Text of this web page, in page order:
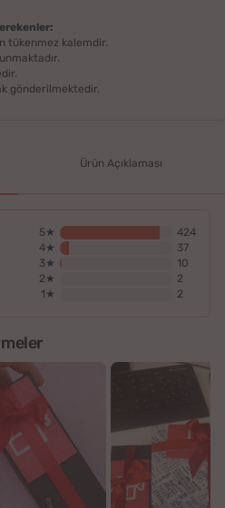
tükenmez kalemdir.
gönderilmektedir.
Ürün Açıklaması
5★
424
4★
37
3★
10
2★
2
1★
2